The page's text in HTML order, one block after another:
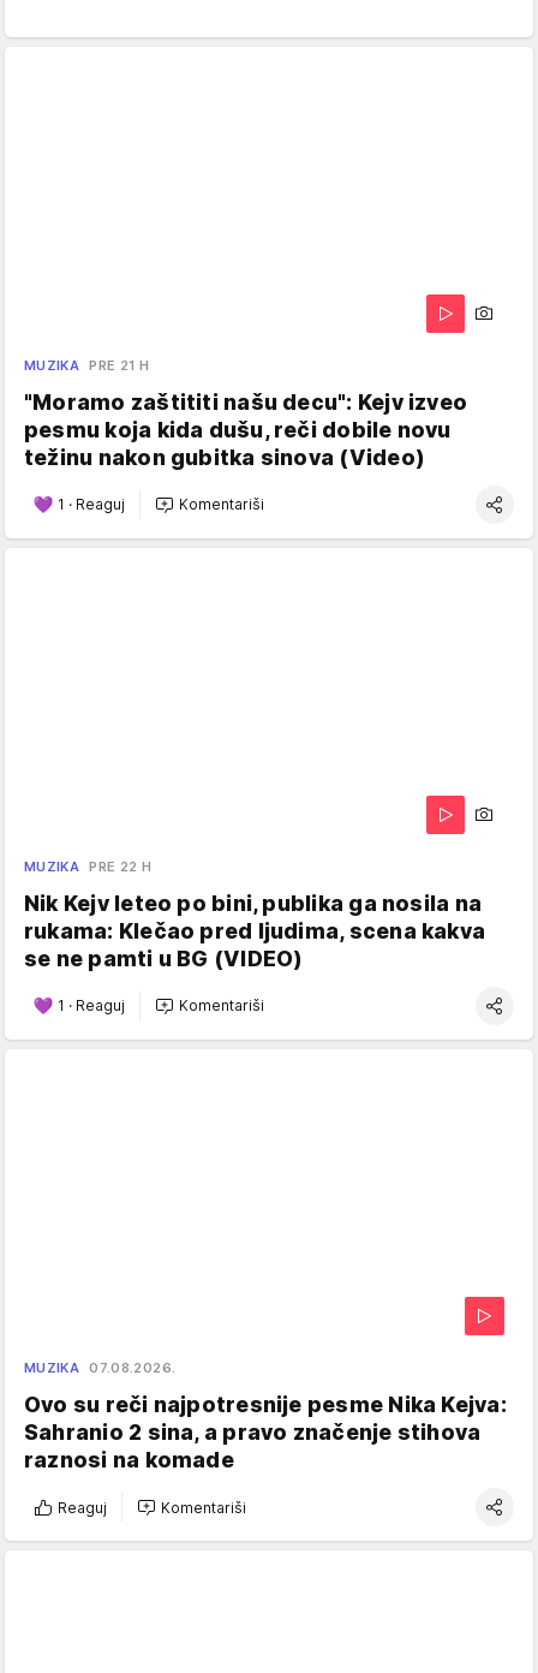
MUZIKA PRE 21 H
"Moramo zaštititi našu decu": Kejv izveo
pesmu koja kida dušu, reči dobile novu
težinu nakon gubitka sinova (Video)
1 · Reaguj Komentariši
MUZIKA PRE 22 H
Nik Kejv leteo po bini, publika ga nosila na
rukama: Klečao pred ljudima, scena kakva
se ne pamti u BG (VIDEO)
1 · Reaguj Komentariši
MUZIKA 07.08.2026.
Ovo su reči najpotresnije pesme Nika Kejva:
Sahranio 2 sina, a pravo značenje stihova
raznosi na komade
Reaguj Komentariši